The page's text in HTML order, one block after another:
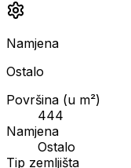
Namjena
Ostalo
Površina (u m²)
444
Namjena
Ostalo
Tip zemljišta